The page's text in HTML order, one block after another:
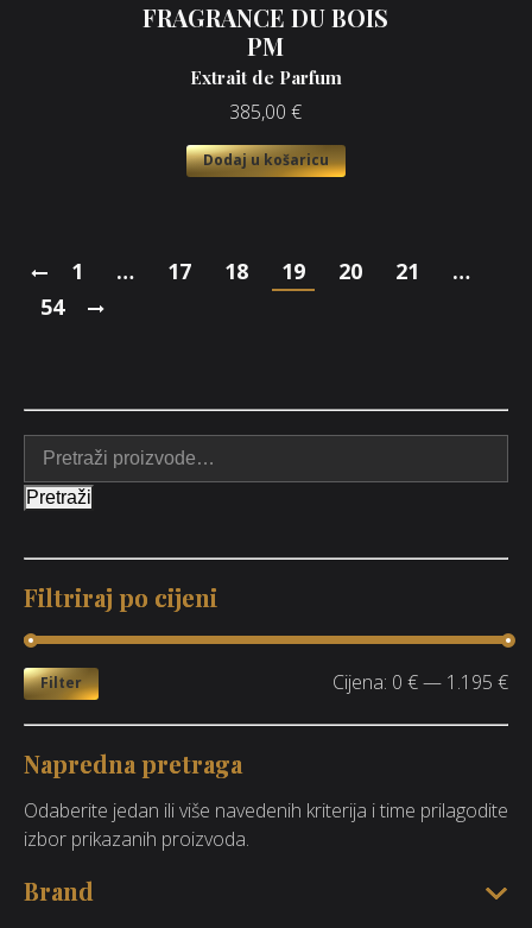
FRAGRANCE DU BOIS
PM
Extrait de Parfum
385,00 €
Dodaj u košaricu
1 … 17 18 19 20 21
…
54
Pretraži
Filtriraj po cijeni
Filter Cijena: 0 €— 1.195 €
Napredna pretraga
Odaberite jedan ili više navedenih kriterija i time prilagodite
izbor prikazanih proizvoda.
Brand